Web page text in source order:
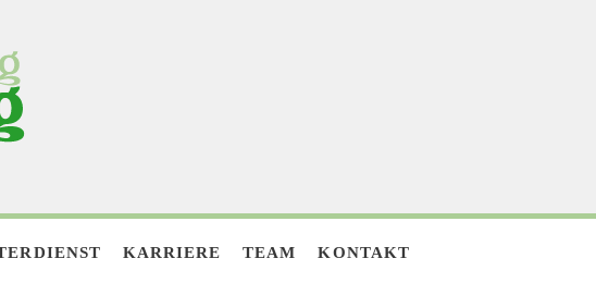
KARRIERE TEAM KONTAKT